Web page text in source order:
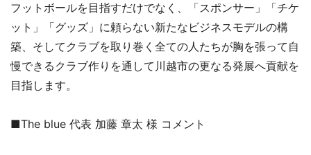
フットボールを目指すだけでなく、「スポンサー」「チケ
ット」「グッズ」に頼らない新たなビジネスモデルの構
築、そしてクラブを取り巻く全ての人たちが胸を張って自
慢できるクラブ作りを通して川越市の更なる発展へ貢献を
目指します。
■The blue 代表 加藤 章太 様 コメント